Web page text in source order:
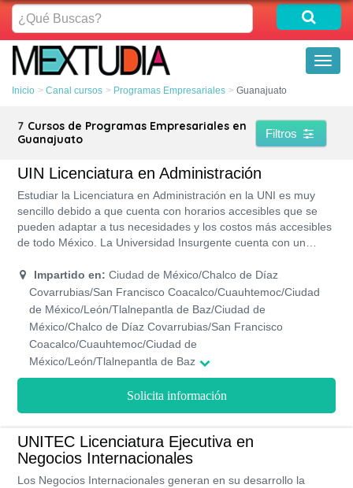
¿Qué
Buscas?
Inicio Canal cursos Programas Empresariales Guanajuato
7 Cursos de Programas Empresariales en
Guanajuato
Filtros
UIN Licenciatura en Administración
Estudiar la Licenciatura en Administración en la UNI es muy
sencillo debido a que cuenta con horarios accesibles que se
pueden adaptar a tus necesidades y los costos más accesibles
de todo México. La Universidad Insurgente cuenta con un
lo que tu titulación contará con un amplio reconocimiento.
Además, ofrece un programa de becas en donde puedes
obtener desde un 40 a un 55% de descuento sobre el costo de
la colegiatura y, lo mejor de todo es que sus inscripciones son
Impartido en: Ciudad de México/Chalco de Díaz
Covarrubias/San Francisco Coacalco/Cuauhtemoc/Ciudad
de México/León/Tlalnepantla de Baz/Ciudad de
México/Chalco de Díaz Covarrubias/San Francisco
Coacalco/Cuauhtemoc/Ciudad de
México/León/Tlalnepantla de Baz
Solicita información
UNITEC Licenciatura Ejecutiva en
Negocios Internacionales
Los Negocios Internacionales generan en su desarrollo la